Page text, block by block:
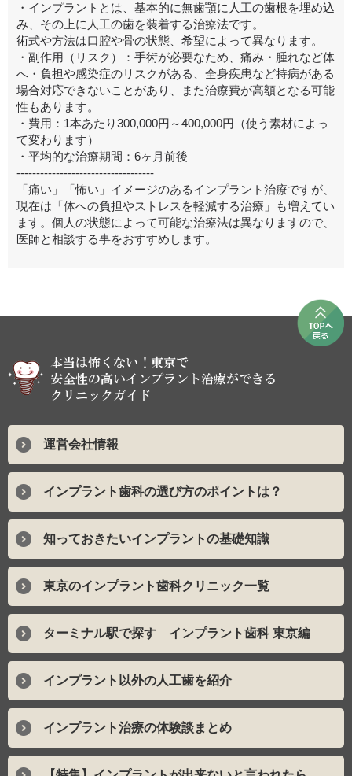
・インプラントとは、基本的に無歯顎に人工の歯根を埋め込
み、その上に人工の歯を装着する治療法です。
術式や方法は口腔や骨の状態、希望によって異なります。
・副作用（リスク）：手術が必要なため、痛み・腫れなど体
へ・負担や感染症のリスクがある、全身疾患など持病がある
場合対応できないことがあり、また治療費が高額となる可能
性もあります。
・費用：1本あたり300,000円～400,000円（使う素材によっ
て変わります）
・平均的な治療期間：6ヶ月前後
-----------------------------------
「痛い」「怖い」イメージのあるインプラント治療ですが、
現在は「体への負担やストレスを軽減する治療」も増えてい
ます。個人の状態によって可能な治療法は異なりますので、
医師と相談する事をおすすめします。
運営会社情報
インプラント歯科の選び方のポイントは？
知っておきたいインプラントの基礎知識
東京のインプラント歯科クリニック一覧
ターミナル駅で探す インプラント歯科 東京編
インプラント以外の人工歯を紹介
インプラント治療の体験談まとめ